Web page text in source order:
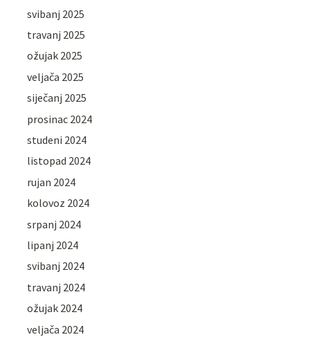
svibanj 2025
travanj 2025
ožujak 2025
veljača 2025
siječanj 2025
prosinac 2024
studeni 2024
listopad 2024
rujan 2024
kolovoz 2024
srpanj 2024
lipanj 2024
svibanj 2024
travanj 2024
ožujak 2024
veljača 2024